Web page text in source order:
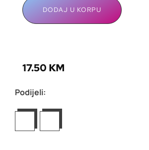
DODAJ U KORPU
17.50 KM
Podijeli: